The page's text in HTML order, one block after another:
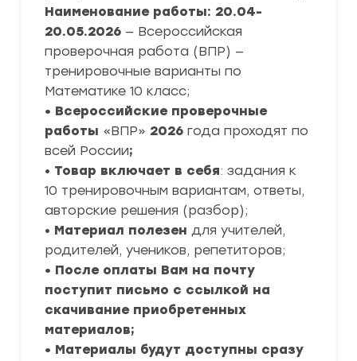
Наименование работы: 20.04-
20.05.2026 — Всероссийская
проверочная работа (ВПР) —
тренировочные варианты по
Математике 10 класс;
• Всероссийские проверочные
работы «ВПР» 2026 года проходят по
всей России;
• Товар включает в себя: задания к
10 тренировочным вариантам, ответы,
авторские решения (разбор);
• Материал полезен для учителей,
родителей, учеников, репетиторов;
• После оплаты Вам на почту
поступит письмо с ссылкой на
скачивание приобретенных
материалов;
• Материалы будут доступны сразу